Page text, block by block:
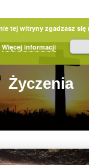
Życzenia
tej witryny zgadzasz się
Więcej informacji